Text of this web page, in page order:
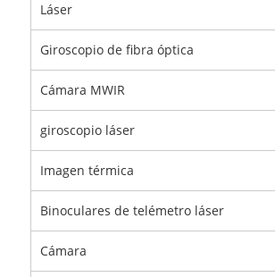
Láser
Giroscopio de fibra óptica
Cámara MWIR
giroscopio láser
Imagen térmica
Binoculares de telémetro láser
Cámara